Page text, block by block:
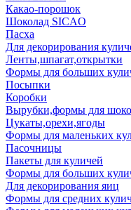
Какао-порошок
Шоколад SICAO
Пасха
Для декорирования
Ленты,шпагат,открытки
Формы для больших
Посыпки
Коробки
Вырубки,формы для
Цукаты,орехи,ягоды
Формы для маленьких
Пасочницы
Пакеты для куличей
Формы для больших
Для декорирования яиц
Формы для средних